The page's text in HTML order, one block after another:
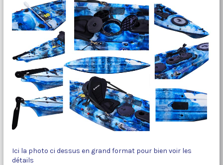
Ici la photo ci dessus en grand format pour bien voir les
détails